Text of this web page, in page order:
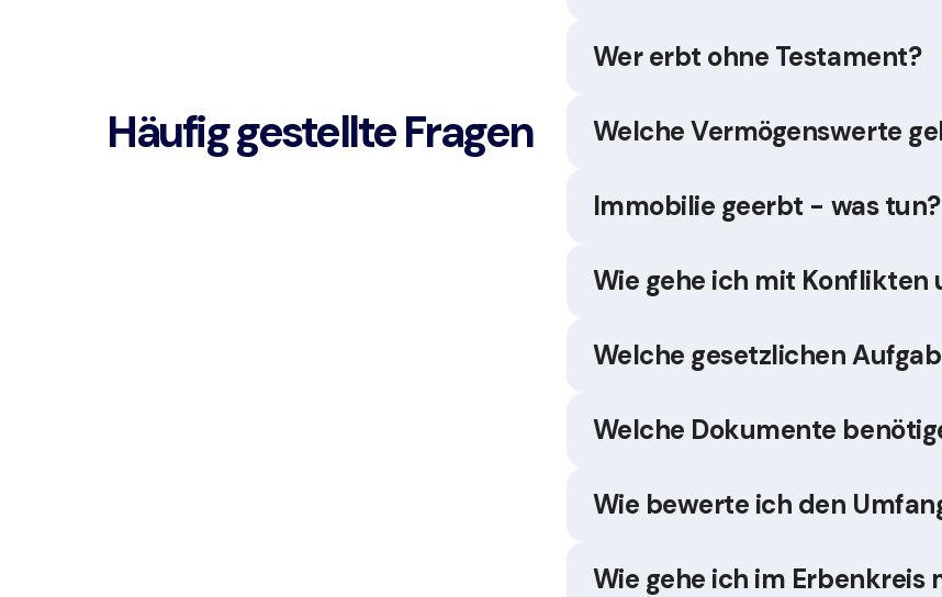
Häufig gestellte Fragen
Wer erbt ohne Testament?
Welche Vermögenswerte
Immobilie geerbt - was tun?
Wie gehe ich mit Konflikten
Welche gesetzlichen
Welche Dokumente
Wie bewerte ich den
Wie gehe ich im Erbenkreis